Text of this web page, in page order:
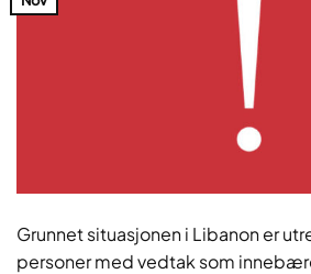
Grunnet situasjonen i Libanon er
personer med vedtak som